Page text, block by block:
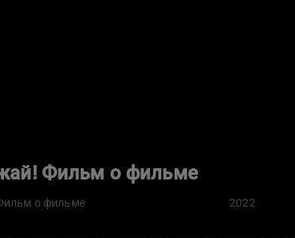
Фильм о фильме
о фильме 2022